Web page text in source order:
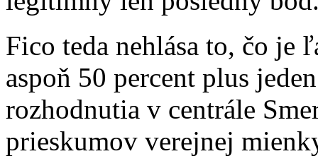
Fico teda nehlása to, čo je
aspoň 50 percent plus
rozhodnutia v centrále
prieskumov verejnej